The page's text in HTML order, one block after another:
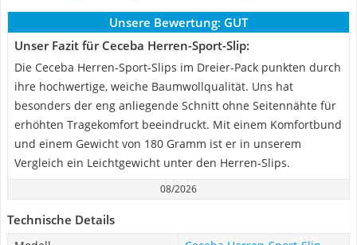
Unsere Bewertung: GUT
Unser Fazit für Ceceba Herren-Sport-Slip:
Die Ceceba Herren-Sport-Slips im Dreier-Pack punkten durch
ihre hochwertige, weiche Baumwollqualität. Uns hat
besonders der eng anliegende Schnitt ohne Seitennähte für
erhöhten Tragekomfort beeindruckt. Mit einem Komfortbund
und einem Gewicht von 180 Gramm ist er in unserem
Vergleich ein Leichtgewicht unter den Herren-Slips.
08/2026
Technische Details